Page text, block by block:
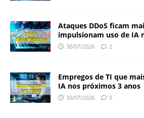
Ataques DDoS ficam
impulsionam uso de IA
30/07/2026 2
Empregos de TI que
IA nos próximos 3 anos
30/07/2026 0